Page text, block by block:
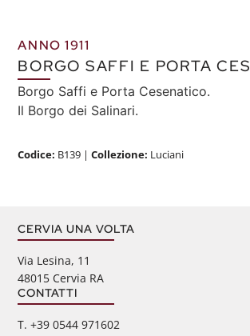
ANNO 1911
BORGO SAFFI E PORTA
Borgo Saffi e Porta Cesenatico.
Il Borgo dei Salinari.
Codice: B139 |Collezione: Luciani
CERVIA UNA VOLTA
Via Lesina, 11
48015 Cervia RA
CONTATTI
‭T. +39 0544 971602